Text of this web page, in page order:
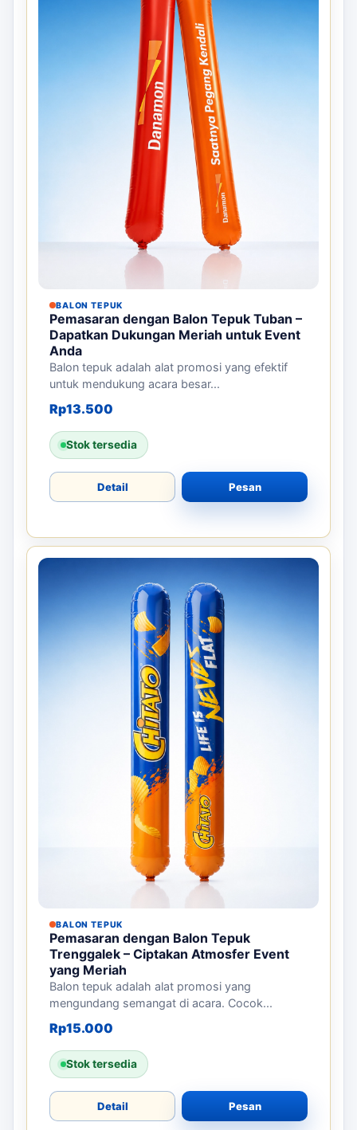
BALON TEPUK
Pemasaran dengan Balon Tepuk Tuban –
Dapatkan Dukungan Meriah untuk Event
Anda
Balon tepuk adalah alat promosi yang efektif
untuk mendukung acara besar...
Rp13.500
Stok tersedia
Detail Pesan
BALON TEPUK
Pemasaran dengan Balon Tepuk
Trenggalek – Ciptakan Atmosfer Event
yang Meriah
Balon tepuk adalah alat promosi yang
mengundang semangat di acara. Cocok...
Rp15.000
Stok tersedia
Detail Pesan